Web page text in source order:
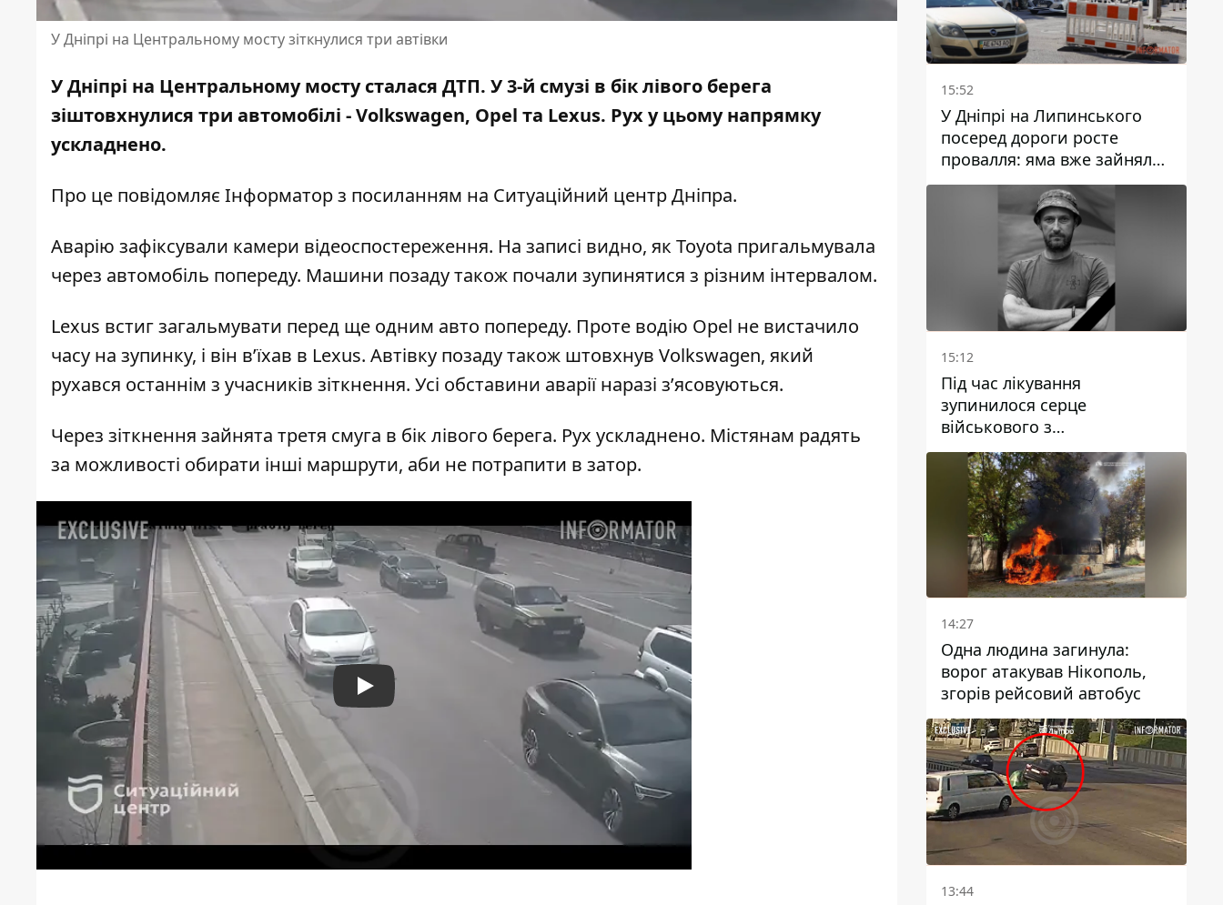
У Дніпрі на Центральному мосту зіткнулися три автівки
У Дніпрі на Центральному мосту сталася ДТП. У 3-й смузі в бік лівого берега
зіштовхнулися три автомобілі - Volkswagen, Opel та Lexus. Рух у цьому напрямку
ускладнено.
Про це повідомляє Інформатор з посиланням на Ситуаційний центр Дніпра.
Аварію зафіксували камери відеоспостереження. На записі видно, як Toyota пригальмувала
через автомобіль попереду. Машини позаду також почали зупинятися з різним інтервалом.
Lexus встиг загальмувати перед ще одним авто попереду. Проте водію Opel не вистачило
часу на зупинку, і він в’їхав в Lexus. Автівку позаду також штовхнув Volkswagen, який
рухався останнім з учасників зіткнення. Усі обставини аварії наразі з’ясовуються.
Через зіткнення зайнята третя смуга в бік лівого берега. Рух ускладнено. Містянам радять
за можливості обирати інші маршрути, аби не потрапити в затор.
Play
15:52
У Дніпрі на Липинського
посеред дороги росте
провалля: яма вже зайняла
смугу руху
15:12
Під час лікування
зупинилося серце
військового з
Дніпропетровської області
Ростислава Лупашка
14:27
Одна людина загинула:
ворог атакував Нікополь,
згорів рейсовий автобус
13:44